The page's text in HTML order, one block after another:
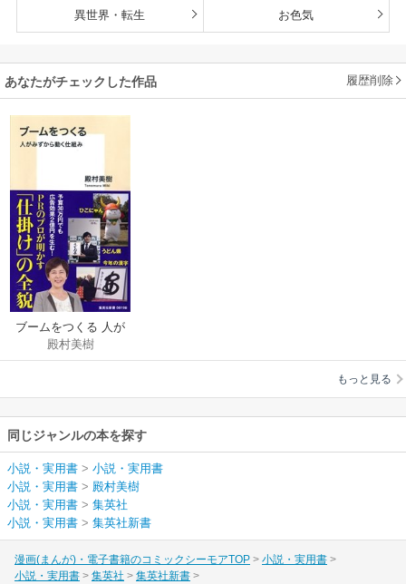
異世界・転生 お色気
あなたがチェックした作品 履歴削除
ブームをつくる 人が
みずから動く仕組み
殿村美樹
もっと見る
同じジャンルの本を探す
小説・実用書 > 小説・実用書
小説・実用書 > 殿村美樹
小説・実用書 > 集英社
小説・実用書 > 集英社新書
漫画(まんが)・電子書籍のコミックシーモアTOP
小説・実用書
小説・実用書
集英社
集英社新書